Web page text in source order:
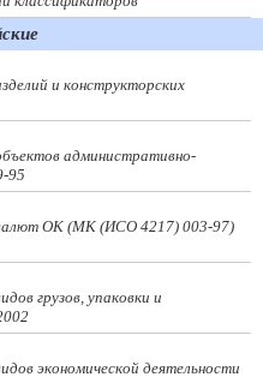
и конструкторских
административно-
95
ОК (МК (ИСО 4217) 003-97)
грузов, упаковки и
экономической деятельности